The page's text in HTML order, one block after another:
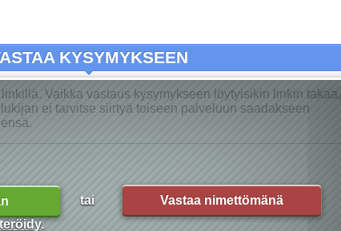
.
tai Vastaa nimettömänä
KYSYMYKSEEN
Vaikka vastaus kysymykseen löytyisikin linkin takaa,
ei tarvitse siirtyä toiseen palveluun saadakseen